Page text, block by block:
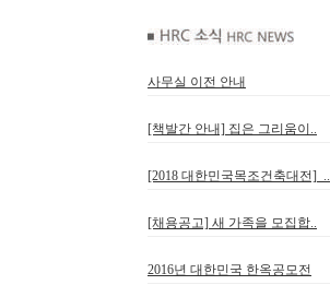
사무실 이전 안내
[책발간 안내] 집은 그리움이..
[2018 대한민국목조건축대전]_..
[채용공고] 새 가족을 모집합..
2016년 대한민국 한옥공모전